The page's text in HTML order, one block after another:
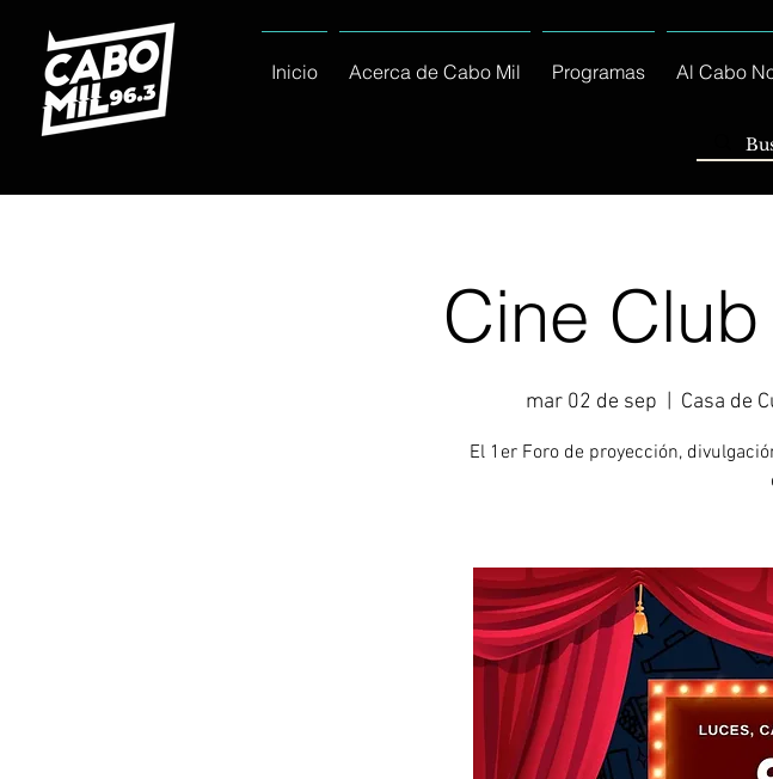
Inicio Acerca de Cabo Mil Programas Al Cabo
Cine
mar 02 de sep Casa de
El 1er Foro de proyección,